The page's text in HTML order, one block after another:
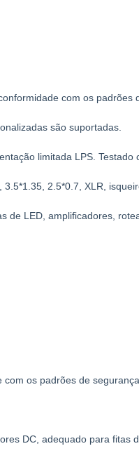
com os padrões
são suportadas.
limitada LPS. Testado
2.5*0.7, XLR,
de LED, amplificadores,
os padrões de
DC, adequado para fitas